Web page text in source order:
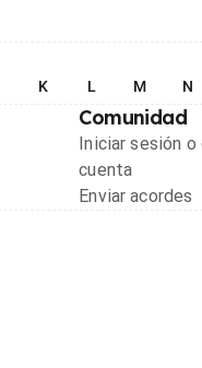
K L M N
Comunidad
Iniciar sesión o
cuenta
Enviar acordes